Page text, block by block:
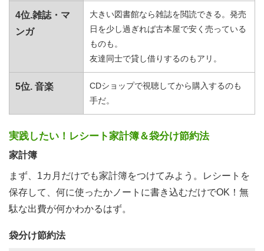
4位.雑誌・マ
ンガ
大きい図書館なら雑誌を閲読できる。発売
日を少し過ぎれば古本屋で安く売っている
ものも。
友達同士で貸し借りするのもアリ。
5位. 音楽
CDショップで視聴してから購入するのも
手だ。
実践したい！レシート家計簿＆袋分け節約法
家計簿
まず、1カ月だけでも家計簿をつけてみよう。レシートを
保存して、何に使ったかノートに書き込むだけでOK！無
駄な出費が何かわかるはず。
袋分け節約法